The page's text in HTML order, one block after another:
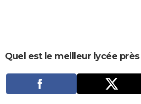
CARTE DE VOEUX
Carte de Noël
Carte Bonne année
Carte Saint-Valentin
Carte Pâques
Carte d'anniversaire
DICTIONNAIRE
Quel est le meilleur lycée